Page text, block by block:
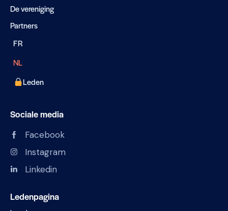
De vereniging
Partners
FR
NL
Leden
Sociale media
Facebook
Instagram
Linkedin
Ledenpagina